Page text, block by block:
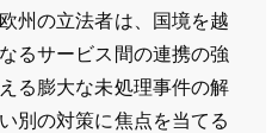
州の立法者は、国境を越
るサービス間の連携の強
る膨大な未処理事件の解
別の対策に焦点を当てる